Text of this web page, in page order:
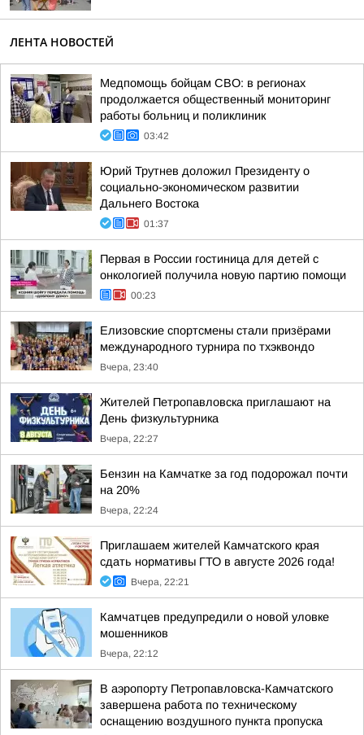
ЛЕНТА НОВОСТЕЙ
Медпомощь бойцам СВО: в регионах
продолжается общественный мониторинг
работы больниц и поликлиник
03:42
Юрий Трутнев доложил Президенту о
социально-экономическом развитии
Дальнего Востока
01:37
Первая в России гостиница для детей с
онкологией получила новую партию помощи
00:23
Елизовские спортсмены стали призёрами
международного турнира по тхэквондо
Вчера, 23:40
Жителей Петропавловска приглашают на
День физкультурника
Вчера, 22:27
Бензин на Камчатке за год подорожал почти
на 20%
Вчера, 22:24
Приглашаем жителей Камчатского края
сдать нормативы ГТО в августе 2026 года!
Вчера, 22:21
Камчатцев предупредили о новой уловке
мошенников
Вчера, 22:12
В аэропорту Петропавловска-Камчатского
завершена работа по техническому
оснащению воздушного пункта пропуска